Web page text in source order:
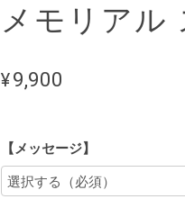
メモリアル
¥9,900
【メッセージ】